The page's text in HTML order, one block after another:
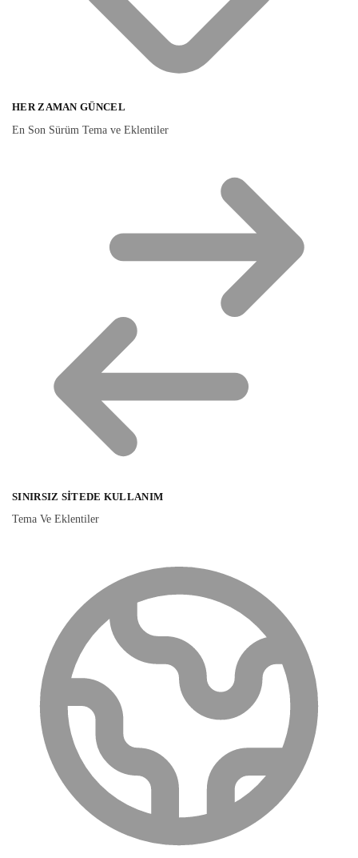
HER ZAMAN GÜNCEL
En Son Sürüm Tema ve Eklentiler
SINIRSIZ SITEDE KULLANIM
Tema Ve Eklentiler